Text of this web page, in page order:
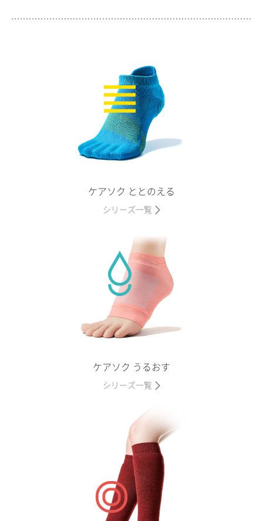
ケアソク ととのえる
シリーズ一覧
ケアソク うるおす
シリーズ一覧